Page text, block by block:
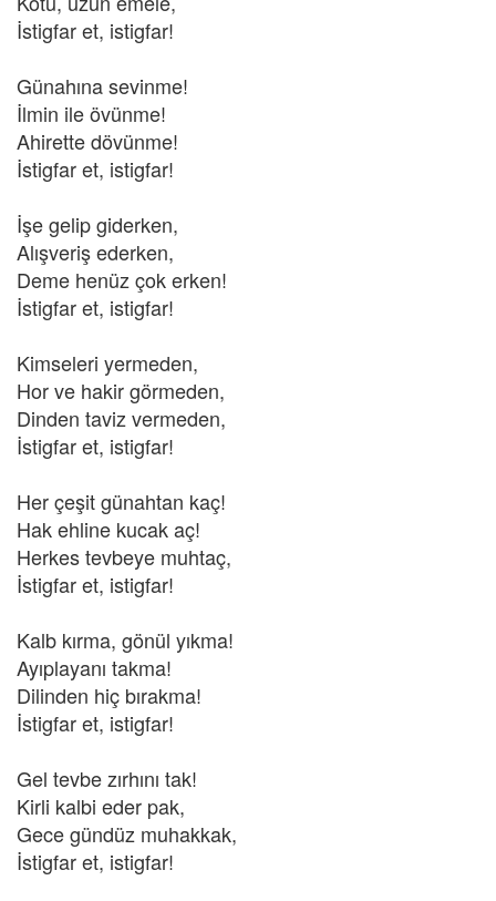
İstigfar et, istigfar!
Günahına sevinme!
İlmin ile övünme!
Ahirette dövünme!
İstigfar et, istigfar!
İşe gelip giderken,
Alışveriş ederken,
Deme henüz çok erken!
İstigfar et, istigfar!
Kimseleri yermeden,
Hor ve hakir görmeden,
Dinden taviz vermeden,
İstigfar et, istigfar!
Her çeşit günahtan kaç!
Hak ehline kucak aç!
Herkes tevbeye muhtaç,
İstigfar et, istigfar!
Kalb kırma, gönül yıkma!
Ayıplayanı takma!
Dilinden hiç bırakma!
İstigfar et, istigfar!
Gel tevbe zırhını tak!
Kirli kalbi eder pak,
Gece gündüz muhakkak,
İstigfar et, istigfar!